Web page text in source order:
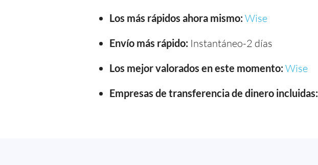
Los más rápidos ahora mismo: Wise
Envío más rápido: Instantáneo-2 días
Los mejor valorados en este momento: Wise
Empresas de transferencia de dinero incluidas: